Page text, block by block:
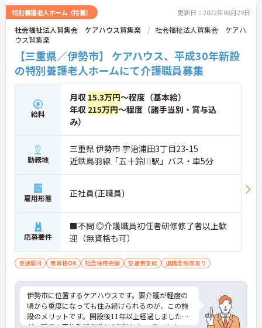
特別養護老人ホーム（特養） 更新日：2022年08月29日
社会福祉法人賀集会 ケアハウス賀集楽
社会福祉法人賀集会 ケアハ
ウス賀集楽
【三重県／伊勢市】 ケアハウス、平成30年新設
の特別養護老人ホームにて介護職員募集
給料
月収 15.3万円～程度（基本給）
年収 215万円～程度（諸手当別・賞与込
み）
勤務地
三重県 伊勢市 宇治浦田3丁目23-15
近鉄鳥羽線「五十鈴川駅」バス・車5分
雇用形態 正社員(正職員)
応募要件
■不問 ◎介護職員初任者研修修了者以上歓
迎（無資格も可）
車通勤可 無資格OK 社会保険完備 交通費支給 退職金制度あり
伊勢市に位置するケアハウスです。要介護が軽度の
頃から重度になっても住み続けられるのが、この施
設のメリットです。開設後11年以上経過しました